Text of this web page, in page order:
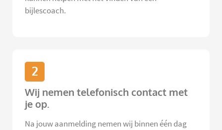
bijlescoach.
2
Wij nemen telefonisch contact met
je op.
Na jouw aanmelding nemen wij binnen één dag